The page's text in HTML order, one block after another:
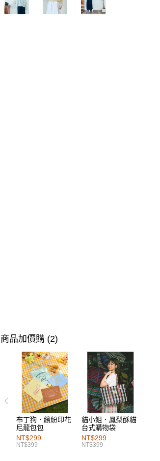
商品加價購 (2)
布丁狗．繽紛印花
尼龍包包
NT$299
NT$399
貓小姐．鳳梨酥貓
台式購物袋
NT$299
NT$399